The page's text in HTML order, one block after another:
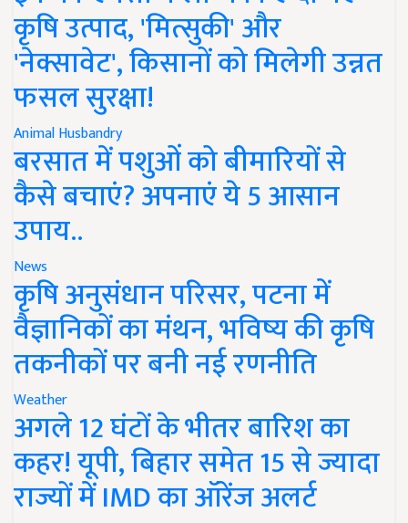
कृषि उत्पाद, 'मित्सुकी' और
'नेक्सावेट', किसानों को मिलेगी उन्नत
फसल सुरक्षा!
Animal Husbandry
बरसात में पशुओं को बीमारियों से
कैसे बचाएं? अपनाएं ये 5 आसान
उपाय..
News
कृषि अनुसंधान परिसर, पटना में
वैज्ञानिकों का मंथन, भविष्य की कृषि
तकनीकों पर बनी नई रणनीति
Weather
अगले 12 घंटों के भीतर बारिश का
कहर! यूपी, बिहार समेत 15 से ज्यादा
राज्यों में IMD का ऑरेंज अलर्ट